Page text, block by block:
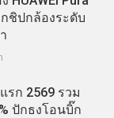
ชิปกล้องระดับ
รก 2569 รวม
ปักธงโอนบิ๊ก